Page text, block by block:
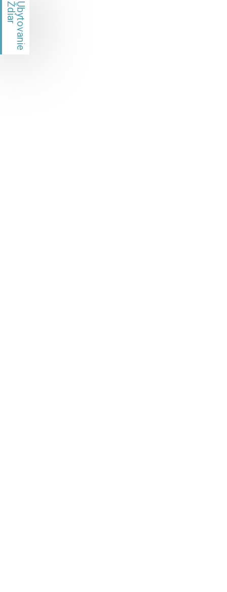
Ubytovanie
Ždiar